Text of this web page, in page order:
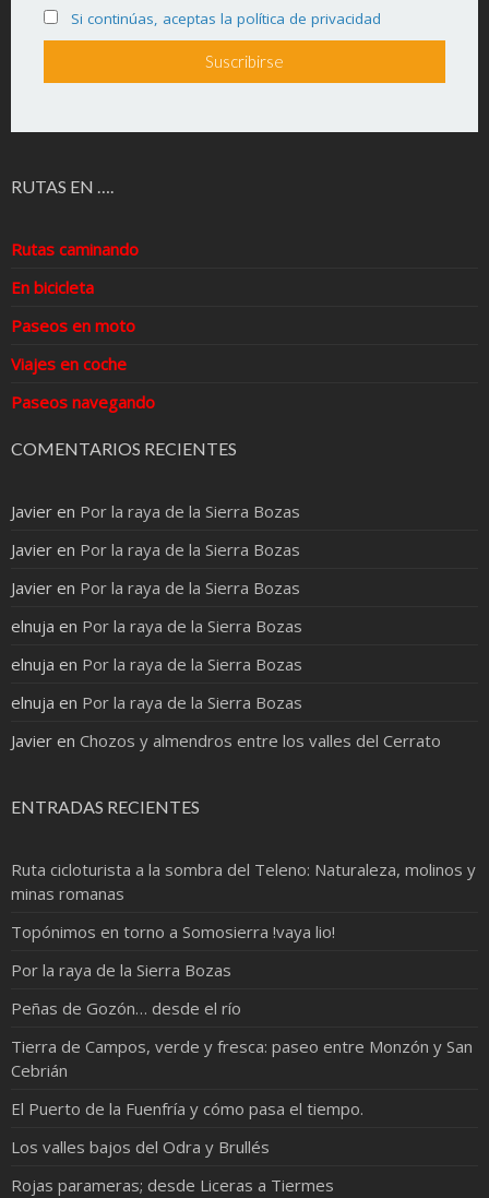
Si continúas, aceptas la política de privacidad
RUTAS EN ….
Rutas caminando
En bicicleta
Paseos en moto
Viajes en coche
Paseos navegando
COMENTARIOS RECIENTES
Javier en Por la raya de la Sierra Bozas
Javier en Por la raya de la Sierra Bozas
Javier en Por la raya de la Sierra Bozas
elnuja en Por la raya de la Sierra Bozas
elnuja en Por la raya de la Sierra Bozas
elnuja en Por la raya de la Sierra Bozas
Javier en Chozos y almendros entre los valles del Cerrato
ENTRADAS RECIENTES
Ruta cicloturista a la sombra del Teleno: Naturaleza, molinos y
minas romanas
Topónimos en torno a Somosierra !vaya lio!
Por la raya de la Sierra Bozas
Peñas de Gozón… desde el río
Tierra de Campos, verde y fresca: paseo entre Monzón y San
Cebrián
El Puerto de la Fuenfría y cómo pasa el tiempo.
Los valles bajos del Odra y Brullés
Rojas parameras; desde Liceras a Tiermes